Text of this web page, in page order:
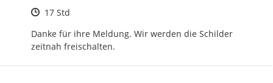
Zeitpunkt des Erstellens
17 Std
Danke für ihre Meldung. Wir werden die Schilder
zeitnah freischalten.